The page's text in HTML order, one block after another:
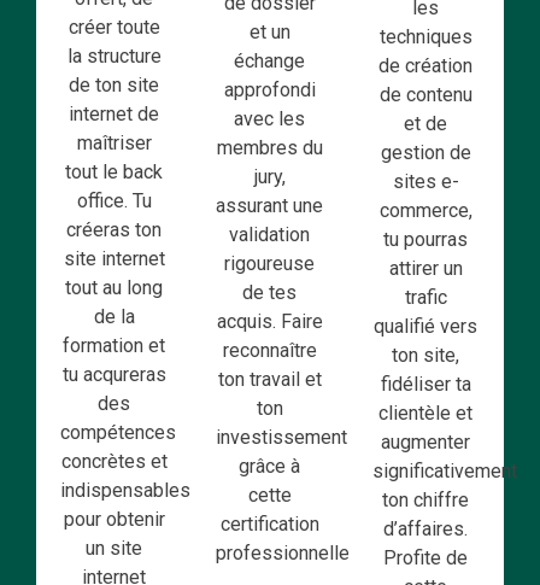
créer toute
la structure
de ton site
internet de
maîtriser
tout le back
office. Tu
créeras ton
site internet
tout au long
de la
formation et
tu acqureras
des
compétences
concrètes et
indispensables
pour obtenir
un site
internet
et un
échange
approfondi
avec les
membres du
jury,
assurant une
validation
rigoureuse
de tes
acquis. Faire
reconnaître
ton travail et
ton
investissement
grâce à
cette
certification
professionnelle.
les
techniques
de création
de contenu
et de
gestion de
sites e-
commerce,
tu pourras
attirer un
trafic
qualifié vers
ton site,
fidéliser ta
clientèle et
augmenter
significativement
ton chiffre
d’affaires.
Profite de